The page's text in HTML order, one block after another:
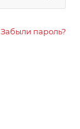
Забыли пароль?